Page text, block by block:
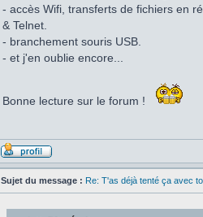
- accès Wifi, transferts de fichiers en
& Telnet.
- branchement souris USB.
- et j'en oublie encore...
Bonne lecture sur le forum !
Sujet du message : Re: T'as déjà tenté ça avec